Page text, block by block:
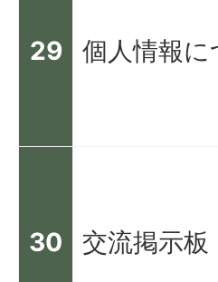
29 個人情報に
30 交流掲示板